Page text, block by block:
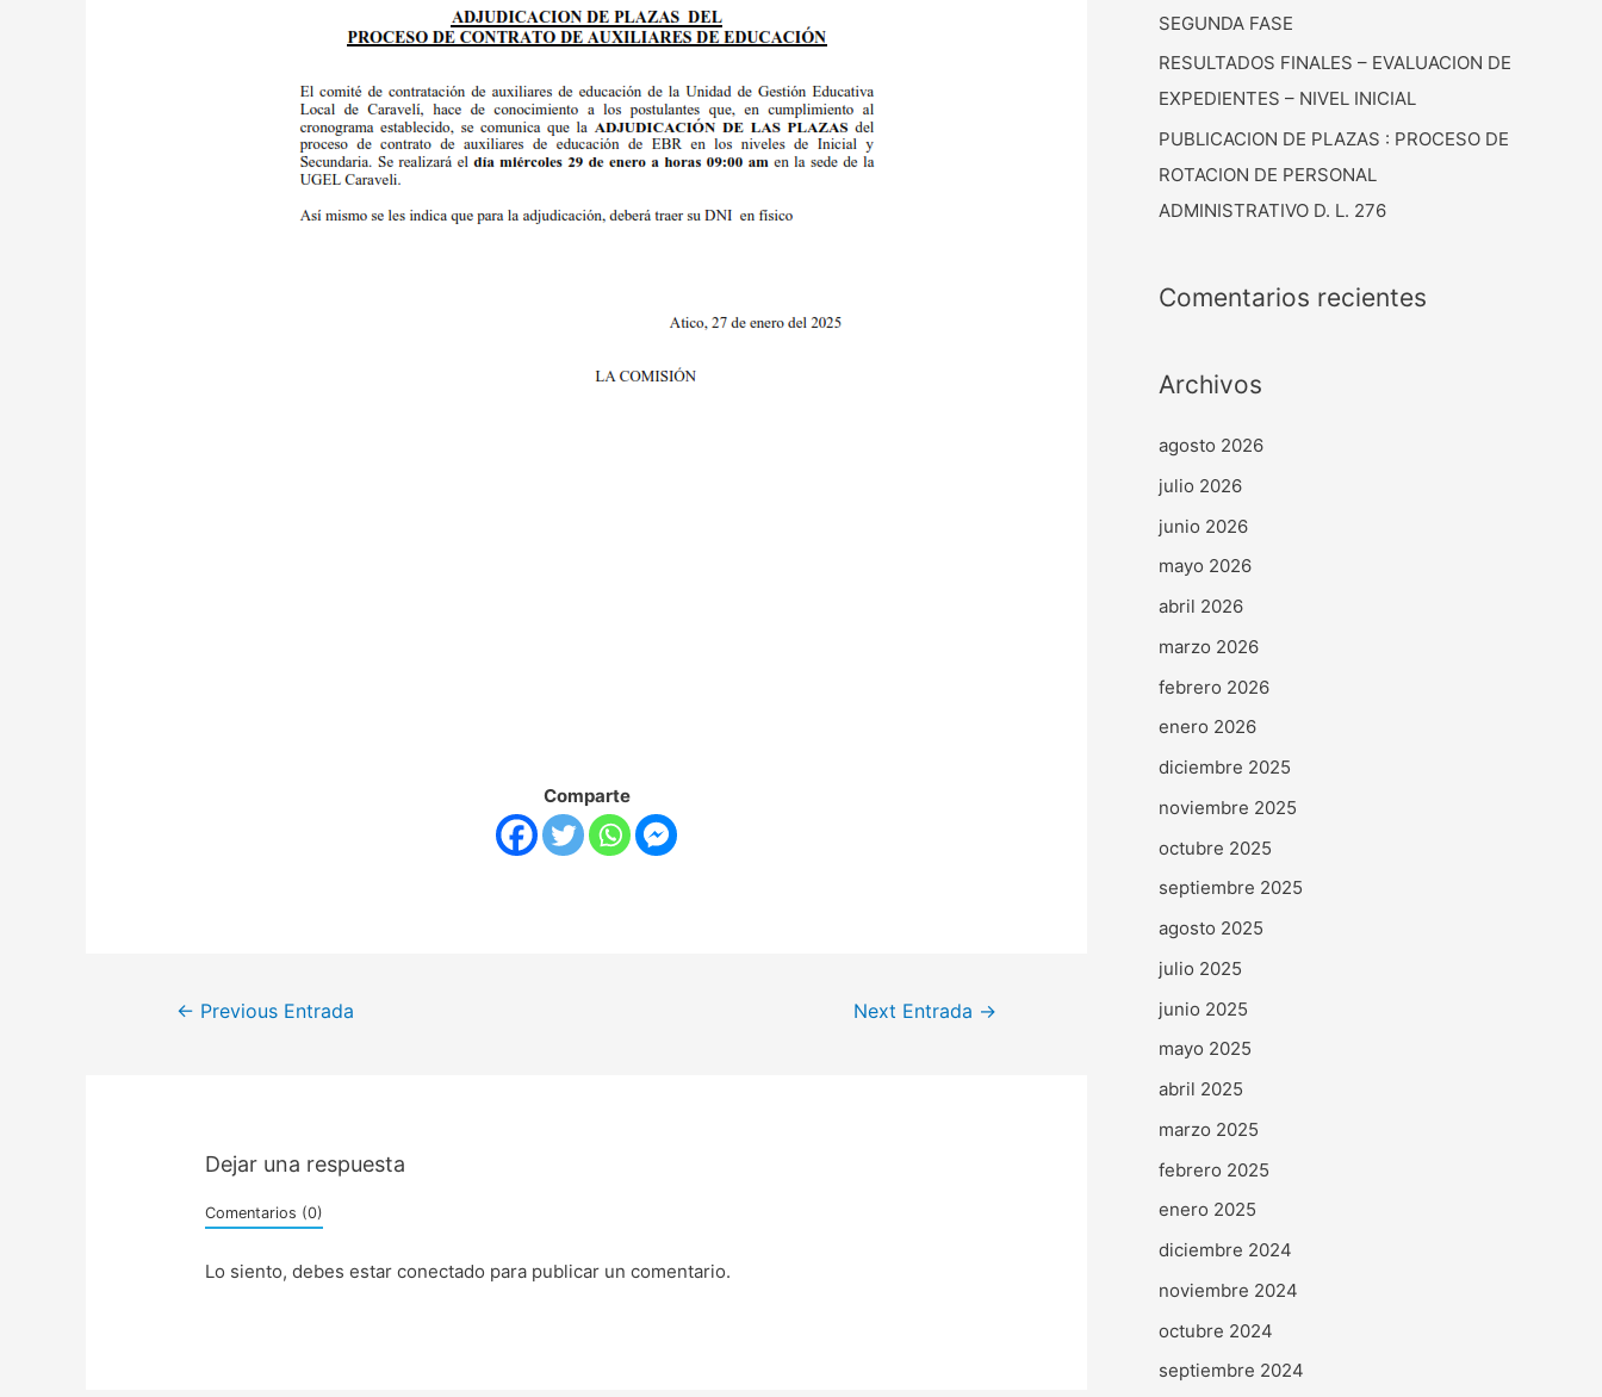
Comparte
← Previous Entrada Next Entrada →
Dejar una respuesta
Comentarios (0)
Lo siento, debes estarconectado para publicar un comentario.
SEGUNDA FASE
RESULTADOS FINALES – EVALUACION DE
EXPEDIENTES – NIVEL INICIAL
PUBLICACION DE PLAZAS : PROCESO DE
ROTACION DE PERSONAL
ADMINISTRATIVO D. L. 276
Comentarios recientes
Archivos
agosto 2026
julio 2026
junio 2026
mayo 2026
abril 2026
marzo 2026
febrero 2026
enero 2026
diciembre 2025
noviembre 2025
octubre 2025
septiembre 2025
agosto 2025
julio 2025
junio 2025
mayo 2025
abril 2025
marzo 2025
febrero 2025
enero 2025
diciembre 2024
noviembre 2024
octubre 2024
septiembre 2024